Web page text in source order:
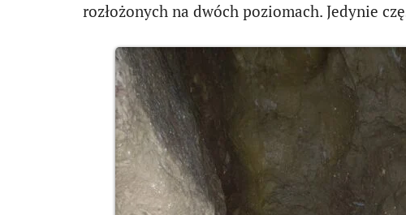
rozłożonych na dwóch poziomach. Jedynie